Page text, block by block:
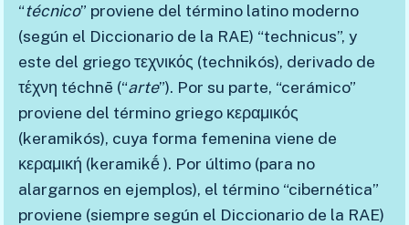
“técnico” proviene del término latino moderno
(según el Diccionario de la RAE) “technicus”, y
este del griego τεχνικός (technikós), derivado de
τέχνη téchnē (“arte”). Por su parte, “cerámico”
proviene del término griego κεραμικός
(keramikós), cuya forma femenina viene de
κεραμική (keramikḗ ). Por último (para no
alargarnos en ejemplos), el término “cibernética”
proviene (siempre según el Diccionario de la RAE)